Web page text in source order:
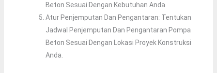
Beton Sesuai Dengan Kebutuhan Anda.
Atur Penjemputan Dan Pengantaran: Tentukan
Jadwal Penjemputan Dan Pengantaran Pompa
Beton Sesuai Dengan Lokasi Proyek Konstruksi
Anda.